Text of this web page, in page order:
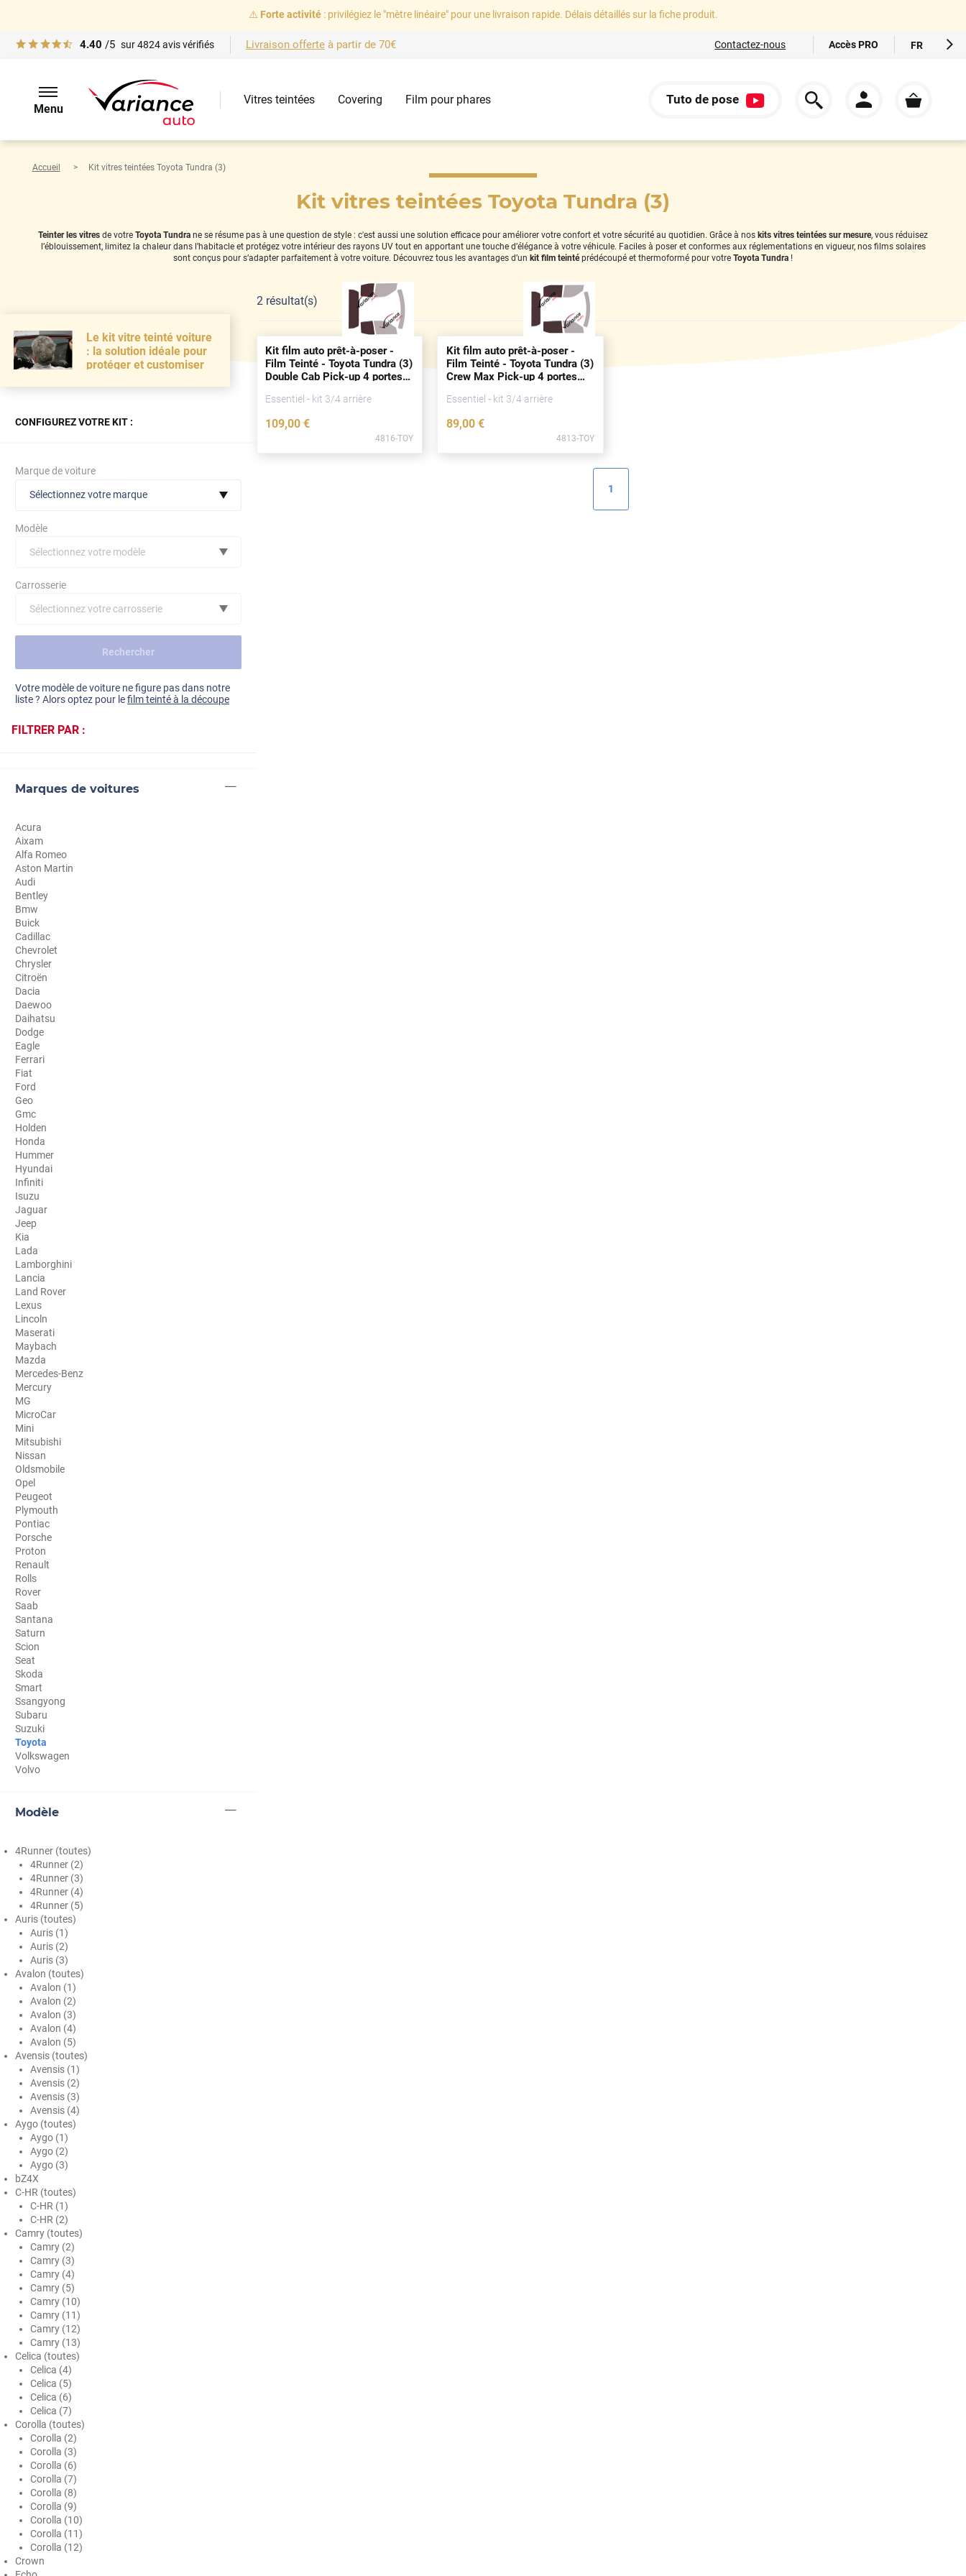
⚠️ Forte activité: privilégiez le "mètre linéaire" pour une livraison rapide. Délais détaillés sur la fiche produit.
4.40 /5 sur4824avis vérifiés Livraison offerteà partir de 70€ Contactez-nous Accès PRO FR
DE
Menu
Vitres teintées Covering Film pour phares Tuto de pose
Accueil Kit vitres teintées Toyota Tundra (3)
Kit vitres teintées Toyota Tundra (3)
Teinter les vitres de votre Toyota Tundra ne se résume pas à une question de style : c'est aussi une solution efficace pour améliorer votre confort et votre sécurité au quotidien. Grâce à nos kits vitres teintées sur mesure, vous réduisez
l’éblouissement, limitez la chaleur dans l’habitacle et protégez votre intérieur des rayons UV tout en apportant une touche d’élégance à votre véhicule. Faciles à poser et conformes aux réglementations en vigueur, nos films solaires
sont conçus pour s’adapter parfaitement à votre voiture. Découvrez tous les avantages d’un kit film teintéprédécoupé et thermoformé pour votre Toyota Tundra !
Le kit vitre teinté voiture
: la solution idéale pour
protéger et customiser
CONFIGUREZ VOTRE KIT :
Marque de voiture
Sélectionnez votre marque
Honda
Kia
Mercedes-Benz
Mini
Nissan
Opel
Peugeot
Porsche
Renault
Seat
Skoda
Tesla
Toyota
Volkswagen
Acura
Aixam
Alfa Romeo
Alpine
Aston Martin
Audi
Bentley
Bmw
Buick
Byd
Cadillac
Changan
Chevrolet
Chrysler
Citroën
Cupra
Dacia
Daewoo
Daihatsu
Dodge
Dongfeng
Eagle
Ferrari
Fiat
Fisker
Ford
Foton
Gac
Geely
Genesis
Geo
Gmc
Great
Grecav
Gwm
Holden
Honda
Hummer
Hyundai
Ineos
Infiniti
Isuzu
Iveco
Jaecoo
Jaguar
Jeep
Jetour
Kandi
Modèle
Sélectionnez votre modèle
Carrosserie
Sélectionnez votre carrosserie
Voir tout
Rechercher
Votre modèle de voiture ne figure pas dans notre
liste ? Alors optez pour lefilm teinté à la découpe
FILTRER PAR :
Marques de voitures
Acura
Aixam
Alfa Romeo
Aston Martin
Audi
Bentley
Bmw
Buick
Cadillac
Chevrolet
Chrysler
Citroën
Dacia
Daewoo
Daihatsu
Dodge
Eagle
Ferrari
Fiat
Ford
Geo
Gmc
Holden
Honda
Hummer
Hyundai
Infiniti
Isuzu
Jaguar
Jeep
Kia
Lada
Lamborghini
Lancia
Land Rover
Lexus
Lincoln
Maserati
Maybach
Mazda
Mercedes-Benz
Mercury
MG
MicroCar
Mini
Mitsubishi
Nissan
Oldsmobile
Opel
Peugeot
Plymouth
Pontiac
Porsche
Proton
Renault
Rolls
Rover
Saab
Santana
Saturn
Scion
Seat
Skoda
Smart
Ssangyong
Subaru
Suzuki
Toyota
Volkswagen
Volvo
Modèle
4Runner (toutes)
4Runner (2)
4Runner (3)
4Runner (4)
4Runner (5)
Auris (toutes)
Auris (1)
Auris (2)
Auris (3)
Avalon (toutes)
Avalon (1)
Avalon (2)
Avalon (3)
Avalon (4)
Avalon (5)
Avensis (toutes)
Avensis (1)
Avensis (2)
Avensis (3)
Avensis (4)
Aygo (toutes)
Aygo (1)
Aygo (2)
Aygo (3)
bZ4X
C-HR (toutes)
C-HR (1)
C-HR (2)
Camry (toutes)
Camry (2)
Camry (3)
Camry (4)
Camry (5)
Camry (10)
Camry (11)
Camry (12)
Camry (13)
Celica (toutes)
Celica (4)
Celica (5)
Celica (6)
Celica (7)
Corolla (toutes)
Corolla (2)
Corolla (3)
Corolla (6)
Corolla (7)
Corolla (8)
Corolla (9)
Corolla (10)
Corolla (11)
Corolla (12)
Crown
2 résultat(s)
Kit film auto prêt-à-poser -
Film Teinté - Toyota Tundra (3)
Double Cab Pick-up 4 portes
Essentiel - kit 3/4 arrière
109,00 €
4816-TOY
Kit film auto prêt-à-poser -
Film Teinté - Toyota Tundra (3)
Crew Max Pick-up 4 portes
Essentiel - kit 3/4 arrière
89,00 €
4813-TOY
1